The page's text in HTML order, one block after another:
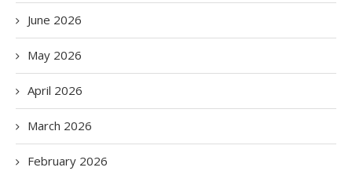
June 2026
May 2026
April 2026
March 2026
February 2026